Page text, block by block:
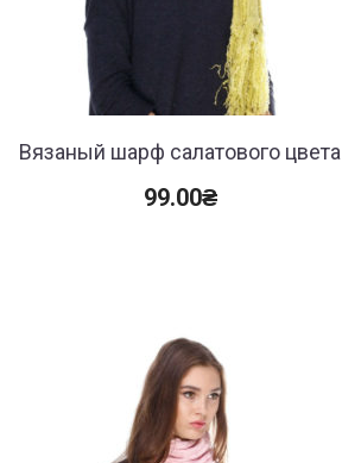
Вязаный шарф салатового цвета
99.00₴